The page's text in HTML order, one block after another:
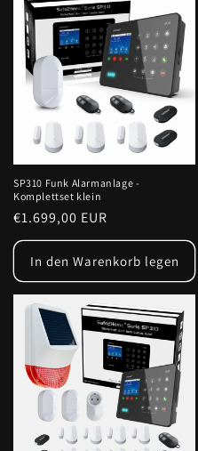
SP310 Funk Alarmanlage -
Komplettset klein
Normaler
Preis
€1.699,00 EUR
In den Warenkorb legen